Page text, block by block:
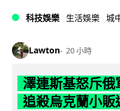
科技娛樂 生活娛樂 城
Lawton 20 小時
澤連斯基怒斥俄
追殺烏克蘭小